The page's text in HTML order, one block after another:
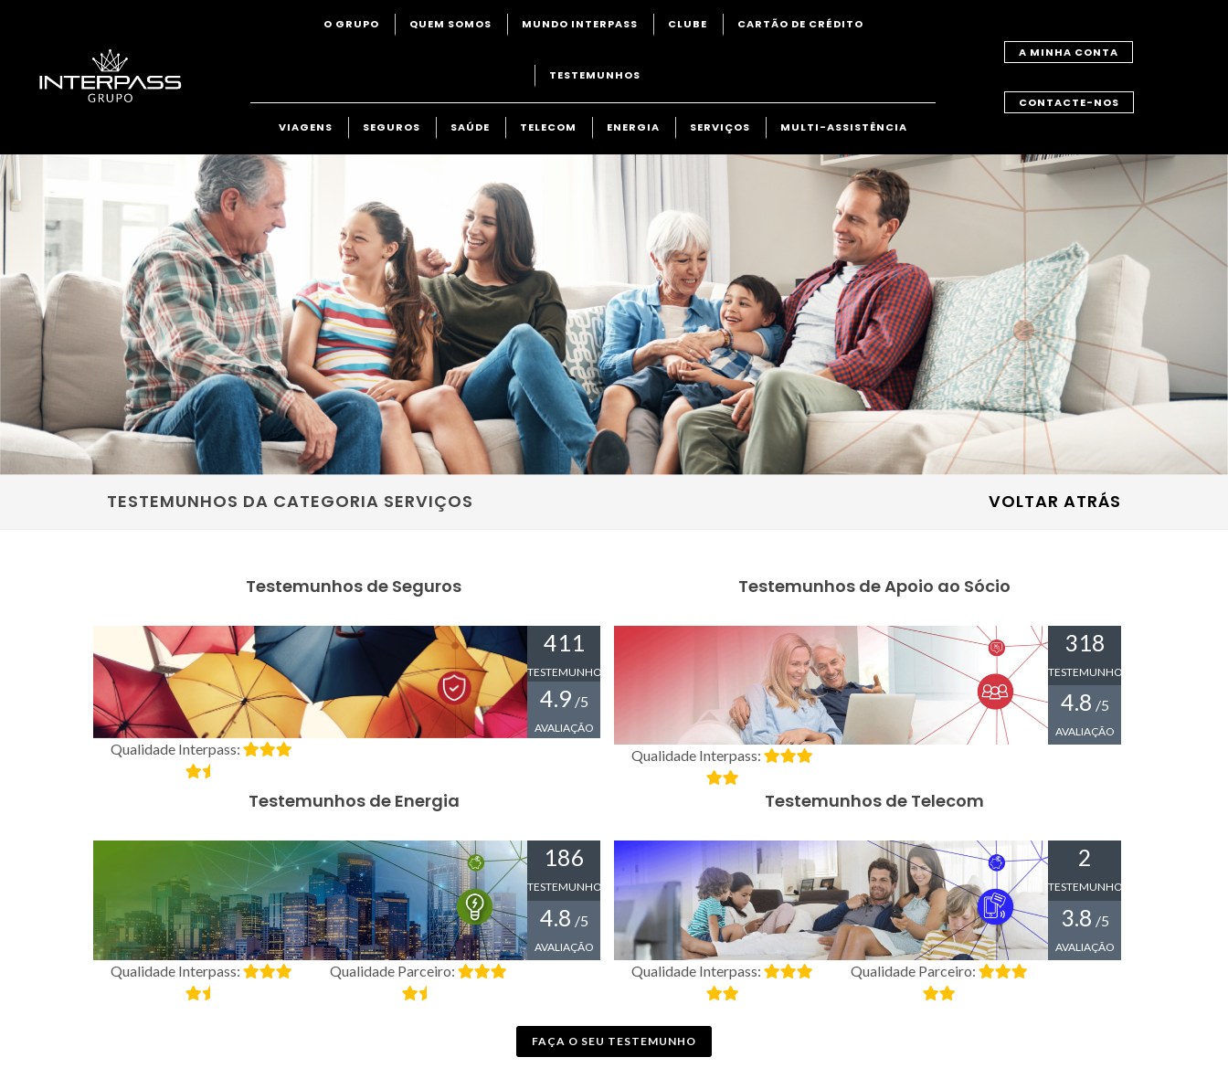
O GRUPO QUEM SOMOS MUNDO INTERPASS CLUBE CARTÃO DE CRÉDITO
TESTEMUNHOS
VIAGENS SEGUROS SAÚDE TELECOM ENERGIA SERVIÇOS MULTI-ASSISTÊNCIA
A MINHA CONTA
CONTACTE-NOS
TESTEMUNHOS DA CATEGORIA SERVIÇOS VOLTAR ATRÁS
Testemunhos de Seguros
411
TESTEMUNHOS
4.9 /5
AVALIAÇÃO
Qualidade Interpass:
Testemunhos de Apoio ao Sócio
318
TESTEMUNHOS
4.8 /5
AVALIAÇÃO
Qualidade Interpass:
Testemunhos de Energia
186
TESTEMUNHOS
4.8 /5
AVALIAÇÃO
Qualidade Interpass: Qualidade Parceiro:
Testemunhos de Telecom
2
TESTEMUNHOS
3.8 /5
AVALIAÇÃO
Qualidade Interpass: Qualidade Parceiro:
FAÇA O SEU TESTEMUNHO